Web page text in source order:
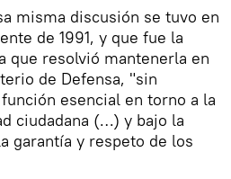
misma discusión se tuvo en
de 1991, y que fue la
que resolvió mantenerla en
de Defensa, "sin
esencial en torno a la
ciudadana (…) y bajo la
garantía y respeto de los